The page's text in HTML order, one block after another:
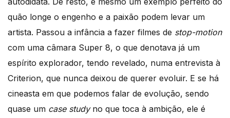
quão longe o engenho e a paixão podem levar um
artista. Passou a infância a fazer filmes de stop-motion
com uma câmara Super 8, o que denotava já um
espírito explorador, tendo revelado, numa entrevista à
Criterion, que nunca deixou de querer evoluir. E se há
cineasta em que podemos falar de evolução, sendo
quase um case studyno que toca à ambição, ele é